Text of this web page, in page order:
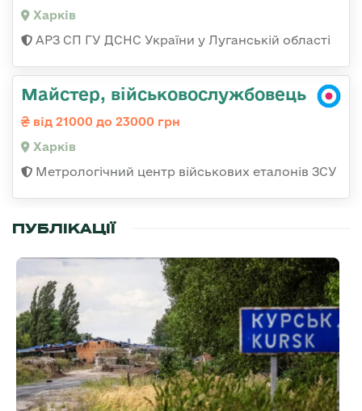
Харків
АРЗ СП ГУ ДСНС України у Луганській області
Майстер, військовослужбовець
від 21000 до 23000 грн
Харків
Метрологічний центр військових еталонів ЗСУ
ПУБЛІКАЦІЇ